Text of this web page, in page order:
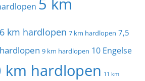
6 km hardlopen 7 km hardlopen 7,5
9 km hardlopen 10 Engelse
km hardlopen 11 km